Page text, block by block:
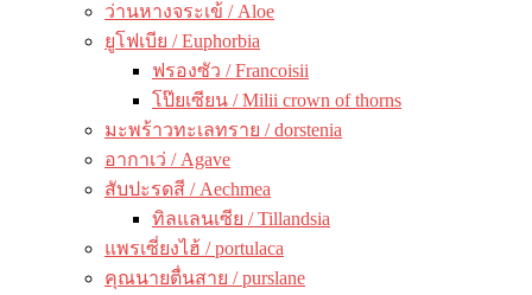
ว่านหางจระเข้ / Aloe
ยูโฟเบีย / Euphorbia
ฟรองซัว / Francoisii
โป๊ยเซียน / Milii crown of thorns
มะพร้าวทะเลทราย / dorstenia
อากาเว่ / Agave
สับปะรดสี / Aechmea
ทิลแลนเซีย / Tillandsia
แพรเซี่ยงไฮ้ / portulaca
คุณนายตื่นสาย / purslane